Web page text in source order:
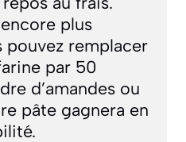
plus
pouvez remplacer
par 50
d’amandes ou
pâte gagnera en